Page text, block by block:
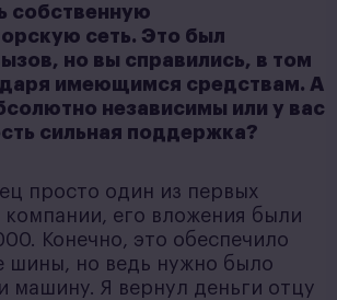
собственную
сеть. Это был
но вы справились, в том
имеющимся средствам. А
независимы или у вас
сильная поддержка?
просто один из первых
компании, его вложения были
Конечно, это обеспечило
шины, но ведь нужно было
машину. Я вернул деньги отцу